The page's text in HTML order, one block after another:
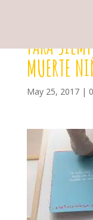
PARA
MUERTE
May 25, 2017|